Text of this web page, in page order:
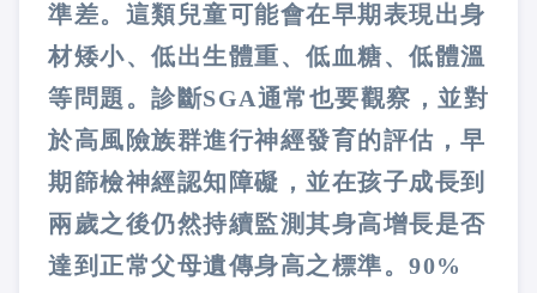
準差。這類兒童可能會在早期表現出身
材矮小、低出生體重、低血糖、低體溫
等問題。診斷SGA通常也要觀察，並對
於高風險族群進行神經發育的評估，早
期篩檢神經認知障礙，並在孩子成長到
兩歲之後仍然持續監測其身高增長是否
達到正常父母遺傳身高之標準。90%